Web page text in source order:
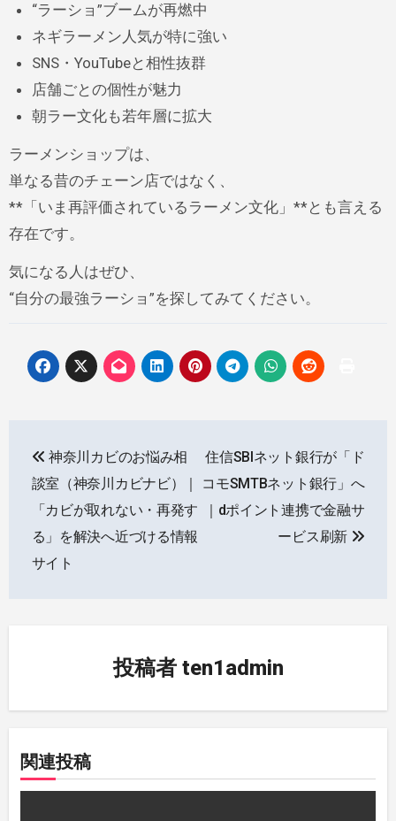
“ラーショ”ブームが再燃中
ネギラーメン人気が特に強い
SNS・YouTubeと相性抜群
店舗ごとの個性が魅力
朝ラー文化も若年層に拡大
ラーメンショップは、
単なる昔のチェーン店ではなく、
**「いま再評価されているラーメン文化」**とも言える
存在です。
気になる人はぜひ、
“自分の最強ラーショ”を探してみてください。
稿
ビ
神奈川カビのお悩み相
談室（神奈川カビナビ）｜
「カビが取れない・再発す
る」を解決へ近づける情報
サイト
住信SBIネット銀行が「ド
コモSMTBネット銀行」へ
｜dポイント連携で金融サ
ービス刷新
投稿者 ten1admin
関連投稿